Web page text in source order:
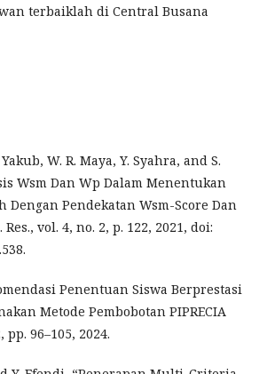
terbaiklah di Central Busana
W. R. Maya, Y. Syahra, and S.
Wsm Dan Wp Dalam Menentukan
Dengan Pendekatan Wsm-Score Dan
Res., vol. 4, no. 2, p. 122, 2021, doi:
Penentuan Siswa Berprestasi
Metode Pembobotan PIPRECIA
96–105, 2024.